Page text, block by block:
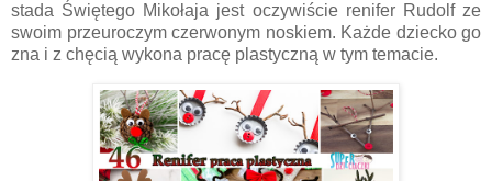
stada Świętego Mikołaja jest oczywiście renifer Rudolf ze
swoim przeuroczym czerwonym noskiem. Każde dziecko go
zna i z chęcią wykona pracę plastyczną w tym temacie.